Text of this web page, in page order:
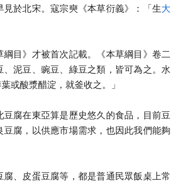
於北宋。寇宗奭《本草衍義》：「生大
目》才被首次記載。《本草綱目》卷二
泥豆、豌豆、綠豆之類，皆可為之。水
或酸漿醋淀，就釜收之。」
腐在東亞算是歷史悠久的食品，目前豆
腐，以供應市場需求，也因此我們能夠
、皮蛋豆腐等，都是普通民眾飯桌上常